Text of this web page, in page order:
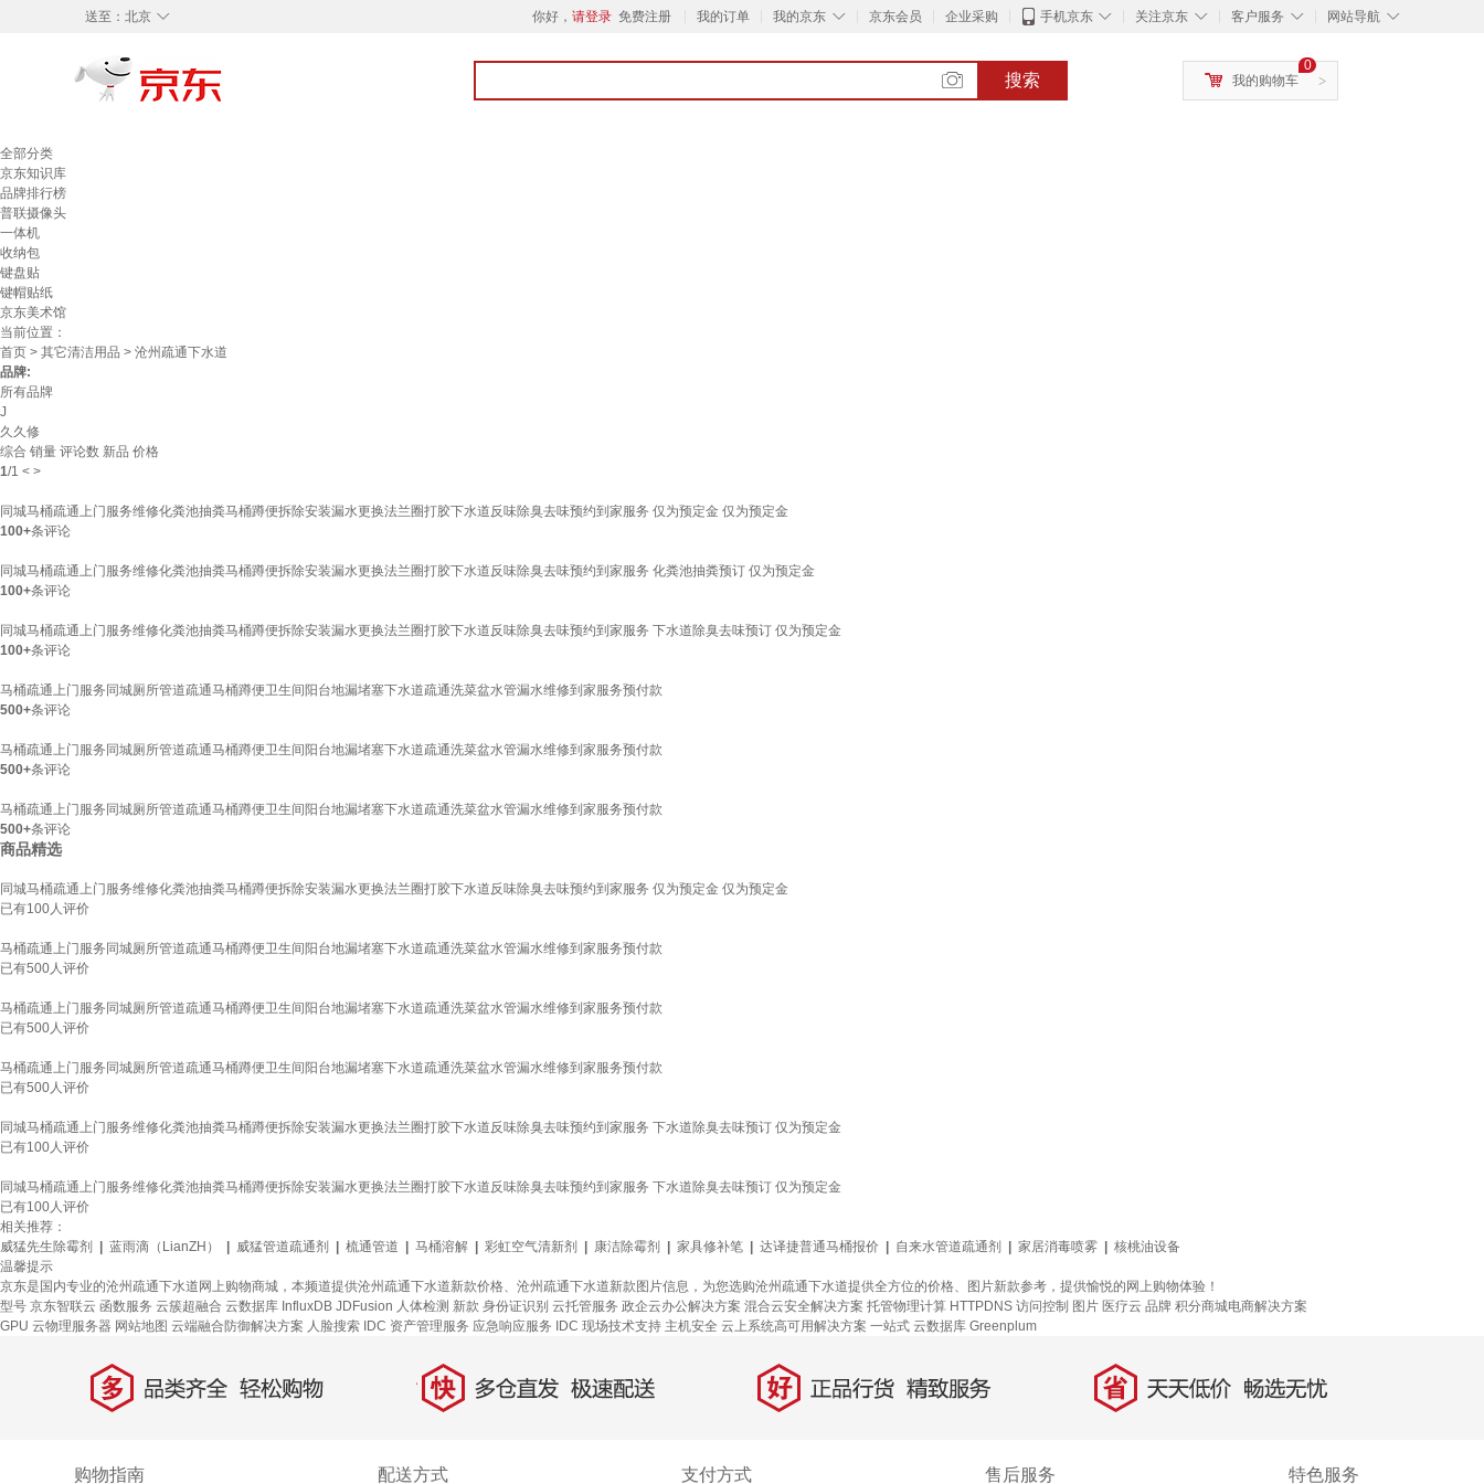
◇
送至： 北京 你好， 请登录 免费注册 我的订单 ◇
我的京东 京东会员 企业采购 ◇
手机京东 ◇
关注京东 ◇
客户服务 ◇
网站导航
搜索 >
0
我的购物车
全部分类
京东知识库
品牌排行榜
普联摄像头
一体机
收纳包
键盘贴
键帽贴纸
京东美术馆
当前位置：
首页 > 其它清洁用品 > 沧州疏通下水道
品牌:
所有品牌
J
久久修
综合 销量 评论数 新品 价格
1/1 < >
同城马桶疏通上门服务维修化粪池抽粪马桶蹲便拆除安装漏水更换法兰圈打胶下水道反味除臭去味预约到家服务 仅为预定金 仅为预定金
100+条评论
同城马桶疏通上门服务维修化粪池抽粪马桶蹲便拆除安装漏水更换法兰圈打胶下水道反味除臭去味预约到家服务 化粪池抽粪预订 仅为预定金
100+条评论
同城马桶疏通上门服务维修化粪池抽粪马桶蹲便拆除安装漏水更换法兰圈打胶下水道反味除臭去味预约到家服务 下水道除臭去味预订 仅为预定金
100+条评论
马桶疏通上门服务同城厕所管道疏通马桶蹲便卫生间阳台地漏堵塞下水道疏通洗菜盆水管漏水维修到家服务预付款
500+条评论
马桶疏通上门服务同城厕所管道疏通马桶蹲便卫生间阳台地漏堵塞下水道疏通洗菜盆水管漏水维修到家服务预付款
500+条评论
马桶疏通上门服务同城厕所管道疏通马桶蹲便卫生间阳台地漏堵塞下水道疏通洗菜盆水管漏水维修到家服务预付款
500+条评论
商品精选
同城马桶疏通上门服务维修化粪池抽粪马桶蹲便拆除安装漏水更换法兰圈打胶下水道反味除臭去味预约到家服务 仅为预定金 仅为预定金
已有100人评价
马桶疏通上门服务同城厕所管道疏通马桶蹲便卫生间阳台地漏堵塞下水道疏通洗菜盆水管漏水维修到家服务预付款
已有500人评价
马桶疏通上门服务同城厕所管道疏通马桶蹲便卫生间阳台地漏堵塞下水道疏通洗菜盆水管漏水维修到家服务预付款
已有500人评价
马桶疏通上门服务同城厕所管道疏通马桶蹲便卫生间阳台地漏堵塞下水道疏通洗菜盆水管漏水维修到家服务预付款
已有500人评价
同城马桶疏通上门服务维修化粪池抽粪马桶蹲便拆除安装漏水更换法兰圈打胶下水道反味除臭去味预约到家服务 下水道除臭去味预订 仅为预定金
已有100人评价
同城马桶疏通上门服务维修化粪池抽粪马桶蹲便拆除安装漏水更换法兰圈打胶下水道反味除臭去味预约到家服务 下水道除臭去味预订 仅为预定金
已有100人评价
相关推荐：
威猛先生除霉剂
蓝雨滴（LianZH） 威猛管道疏通剂 梳通管道 马桶溶解 彩虹空气清新剂 康洁除霉剂 家具修补笔 达译捷普通马桶报价 自来水管道疏通剂 家居消毒喷雾
核桃油设备
温馨提示
京东是国内专业的沧州疏通下水道网上购物商城，本频道提供沧州疏通下水道新款价格、沧州疏通下水道新款图片信息，为您选购沧州疏通下水道提供全方位的价格、图片新款参考，提供愉悦的网上购物体验！
型号 京东智联云 函数服务 云簇超融合 云数据库 InfluxDB JDFusion 人体检测 新款 身份证识别 云托管服务 政企云办公解决方案 混合云安全解决方案 托管物理计算 HTTPDNS 访问控制 图片 医疗云 品牌 积分商城电商解决方案
GPU 云物理服务器 网站地图 云端融合防御解决方案 人脸搜索 IDC 资产管理服务 应急响应服务 IDC 现场技术支持 主机安全 云上系统高可用解决方案 一站式 云数据库 Greenplum
多 品类齐全，轻松购物 快 多仓直发，极速配送 好 正品行货，精致服务 省 天天低价，畅选无忧
购物指南 配送方式 支付方式 售后服务 特色服务